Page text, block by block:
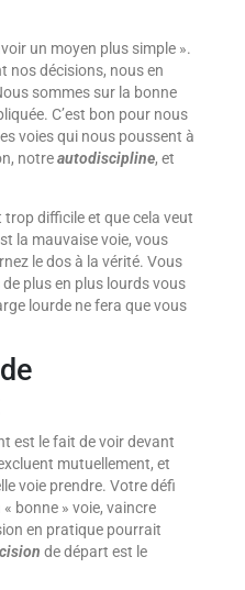
un moyen plus simple ».
nos décisions, nous en
sommes sur la bonne
C’est bon pour nous
voies qui nous poussent à
notreautodiscipline, et
trop difficile et que cela veut
la mauvaise voie, vous
le dos à la vérité. Vous
plus en plus lourds vous
lourde ne fera que vous
est le fait de voir devant
mutuellement, et
voie prendre. Votre défi
bonne » voie, vaincre
en pratique pourrait
de départ est le